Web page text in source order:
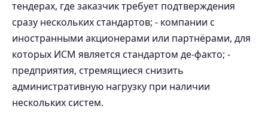
тендерах, где заказчик требует подтверждения
сразу нескольких стандартов; - компании с
иностранными акционерами или партнёрами, для
которых ИСМ является стандартом де-факто; -
предприятия, стремящиеся снизить
административную нагрузку при наличии
нескольких систем.